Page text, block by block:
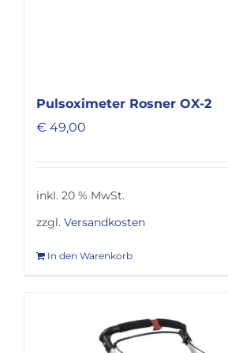
Pulsoximeter Rosner OX-2
€ 49,00
inkl. 20 % MwSt.
zzgl. Versandkosten
In den Warenkorb